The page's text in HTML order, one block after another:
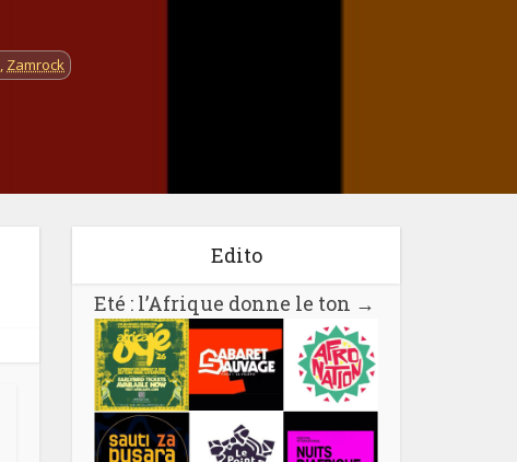
, Zamrock
Edito
Eté : l’Afrique donne le ton →